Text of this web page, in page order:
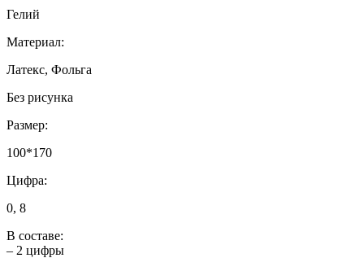
Гелий
Материал:
Латекс, Фольга
Без рисунка
Размер:
100*170
Цифра:
0, 8
В составе:
– 2 цифры